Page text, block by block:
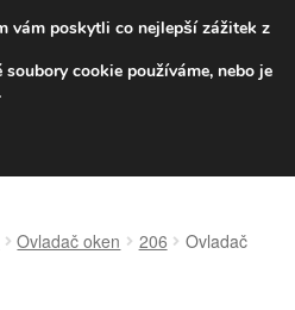
od 139,-Kč
16 704 494 494
Ovladač oken 206
Ovladač
vám poskytli co nejlepší zážitek z
cookie používáme, nebo je